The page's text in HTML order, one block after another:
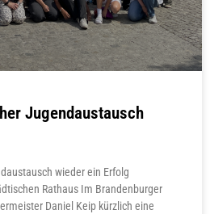
Jugendaustausch
wieder ein Erfolg
Rathaus Im Brandenburger
Daniel Keip kürzlich eine